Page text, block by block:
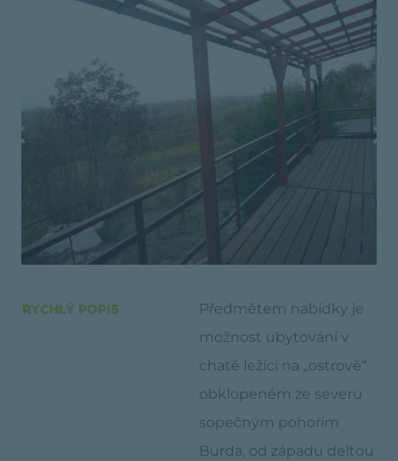
RYCHLÝ POPIS
Předmětem nabídky je
možnost ubytování v
chatě ležící na „ostrově“
obklopeném ze severu
sopečným pohořím
Burda, od západu deltou